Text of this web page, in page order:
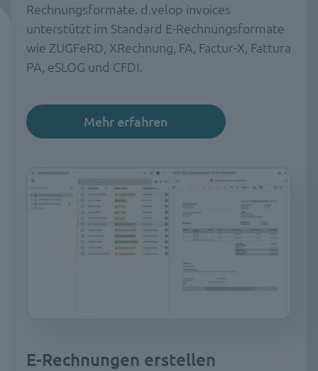
Rechnungsformate. d.velop invoices
unterstützt im Standard E-Rechnungsformate
wie ZUGFeRD, XRechnung, FA, Factur-X, Fattura
PA, eSLOG und CFDI.
Mehr erfahren
E-Rechnungen erstellen